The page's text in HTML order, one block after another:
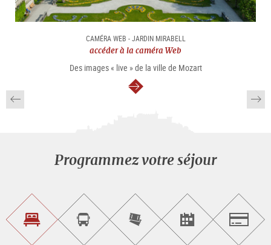
CAMÉRA WEB - JARDIN MIRABELL
accéder à la caméra Web
Des images « live » de la ville de Mozart
Continuer
Programmez votre séjour
Trouvez
un
Réservez
un
Achetez
les
Trouvez
des